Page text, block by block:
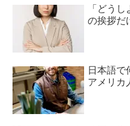
「どう
の挨拶だ
日本語で
アメリカ